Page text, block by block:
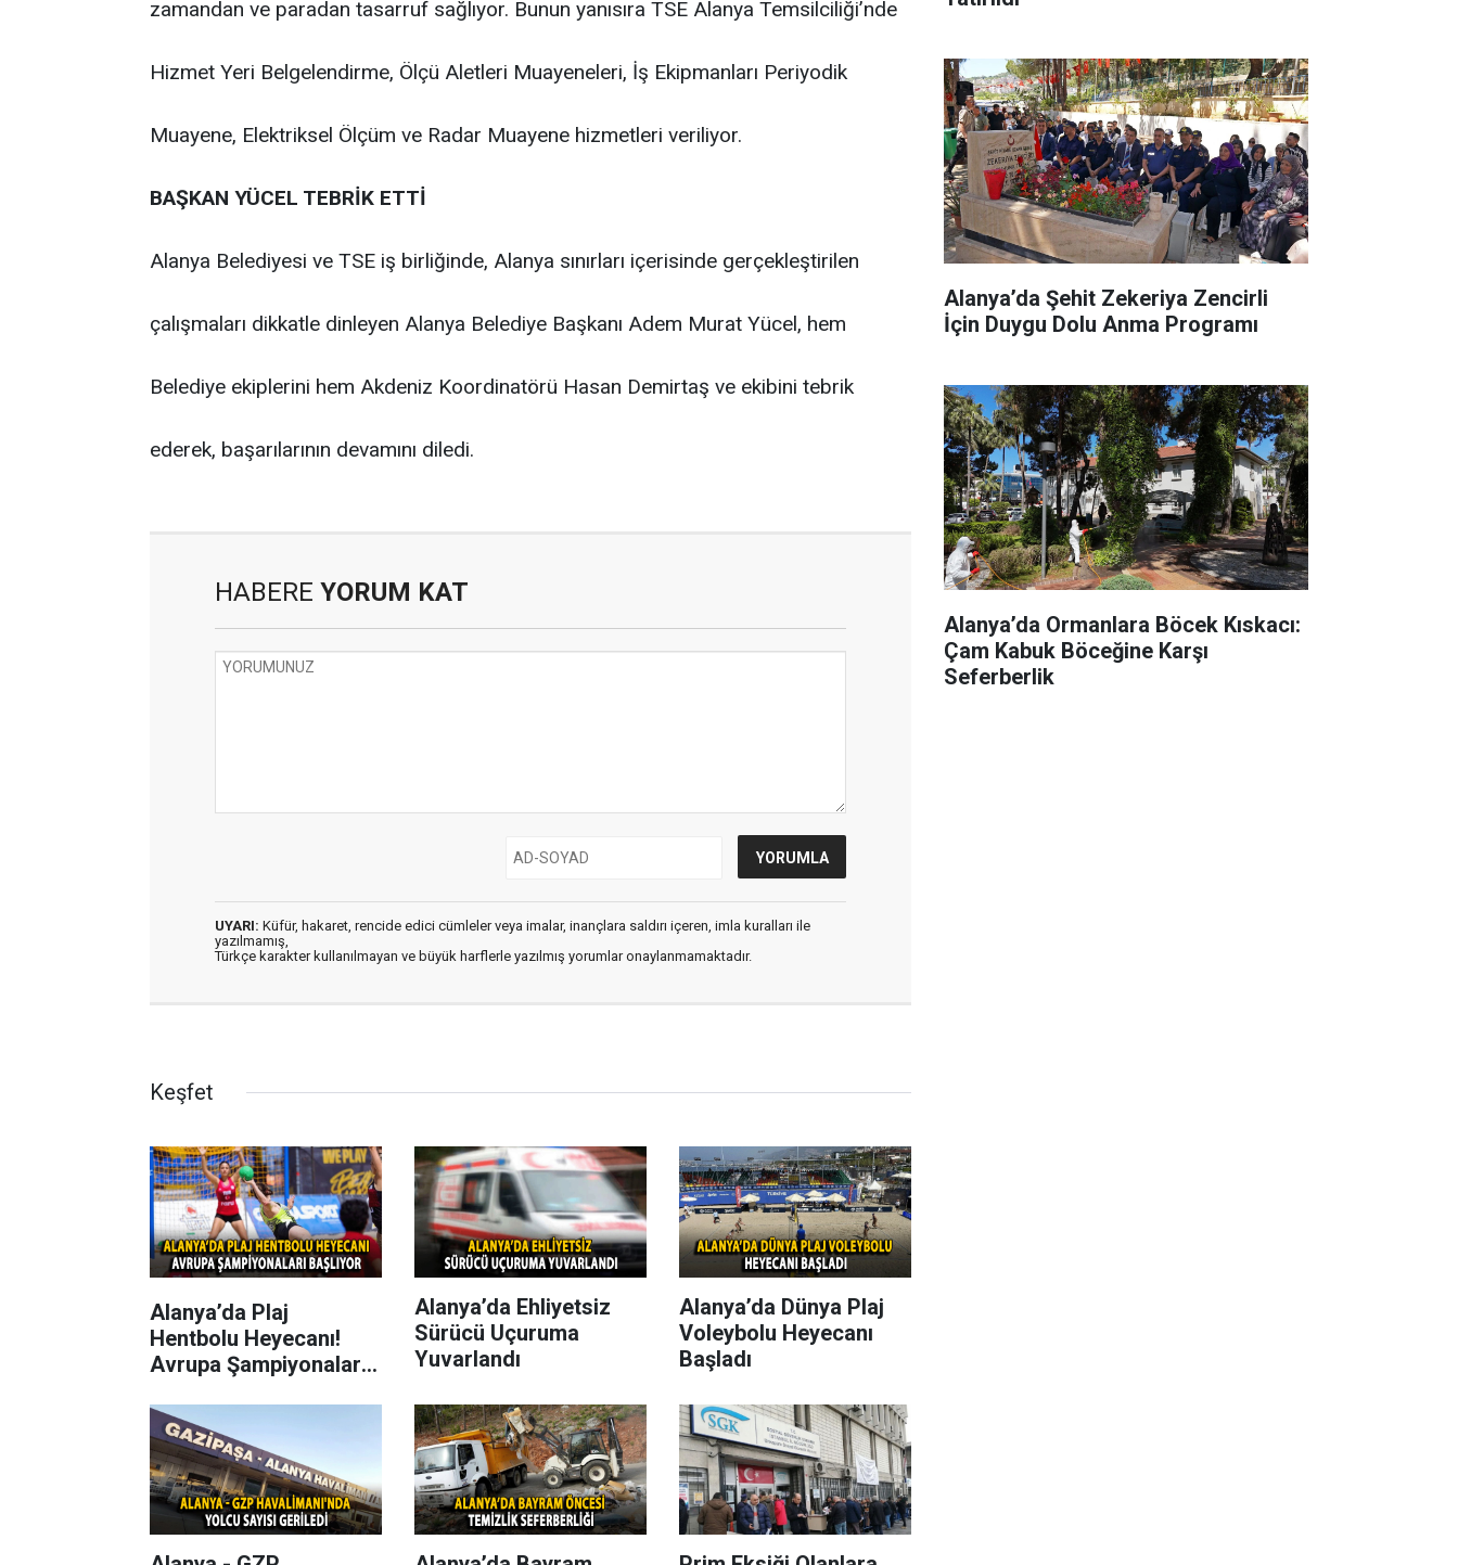
zamandan ve paradan tasarruf sağlıyor. Bunun yanısıra TSE Alanya Temsilciliği’nde
Hizmet Yeri Belgelendirme, Ölçü Aletleri Muayeneleri, İş Ekipmanları Periyodik
Muayene, Elektriksel Ölçüm ve Radar Muayene hizmetleri veriliyor.
BAŞKAN YÜCEL TEBRİK ETTİ
Alanya Belediyesi ve TSE iş birliğinde, Alanya sınırları içerisinde gerçekleştirilen
çalışmaları dikkatle dinleyen Alanya Belediye Başkanı Adem Murat Yücel, hem
Belediye ekiplerini hem Akdeniz Koordinatörü Hasan Demirtaş ve ekibini tebrik
ederek, başarılarının devamını diledi.
HABERE YORUM KAT
UYARI: Küfür, hakaret, rencide edici cümleler veya imalar, inançlara saldırı içeren, imla kuralları ile
yazılmamış,
Türkçe karakter kullanılmayan ve büyük harflerle yazılmış yorumlar onaylanmamaktadır.
Keşfet
Alanya’da Plaj
Hentbolu Heyecanı!
Avrupa Şampiyonaları
Alanya’da Ehliyetsiz
Sürücü Uçuruma
Yuvarlandı
Alanya’da Dünya Plaj
Voleybolu Heyecanı
Başladı
Alanya’da Şehit Zekeriya Zencirli
İçin Duygu Dolu Anma Programı
Alanya’da Ormanlara Böcek Kıskacı:
Çam Kabuk Böceğine Karşı
Seferberlik